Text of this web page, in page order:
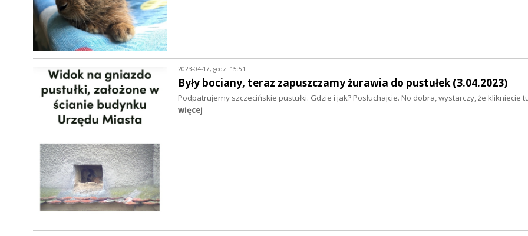
2023-04-17, godz. 15:51
Były bociany, teraz zapuszczamy żurawia do pustułek (3.04.2023)
Podpatrujemy szczecińskie pustułki. Gdzie i jak? Posłuchajcie. No dobra, wystarczy, że klikniecie
więcej